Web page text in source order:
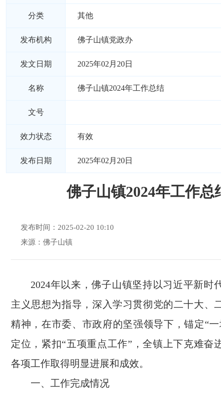
分类 其他
发布机构 佛子山镇党政办
发文日期 2025年02月20日
名称 佛子山镇2024年工作总结
文号
效力状态 有效
发布日期 2025年02月20日
佛子山镇2024年工作总
发布时间：2025-02-20 10:10
来源：佛子山镇
2024年以来，佛子山镇坚持以习近平新时
主义思想为指导，深入学习贯彻党的二十大、
精神，在市委、市政府的坚强领导下，锚定“
定位，紧扣“五项重点工作”，全镇上下克难奋
各项工作取得明显进展和成效。
一、工作完成情况